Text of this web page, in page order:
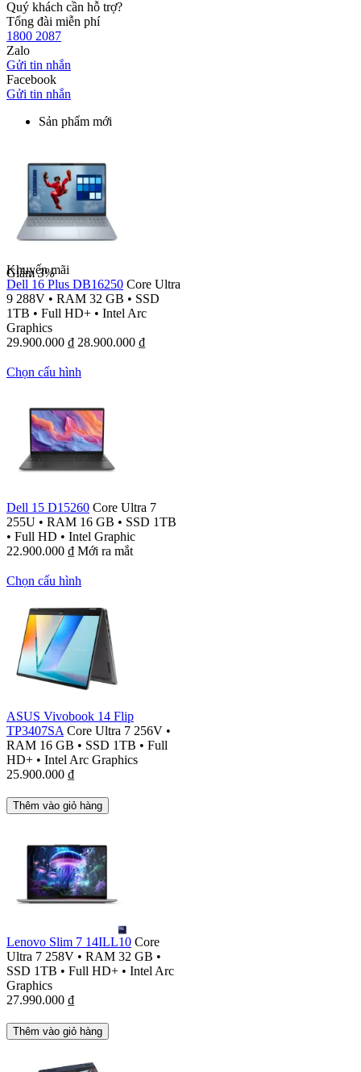
Quý khách cần hỗ trợ?
Tổng đài miễn phí
1800 2087
Zalo
Gửi tin nhắn
Facebook
Gửi tin nhắn
Sản phẩm mới
Giảm3%
Khuyến mãi
Dell 16 Plus DB16250 Core Ultra
9 288V • RAM 32 GB • SSD
1TB • Full HD+ • Intel Arc
Graphics
29.900.000 ₫ 28.900.000 ₫
Chọn cấu hình
Dell 15 D15260 Core Ultra 7
255U • RAM 16 GB • SSD 1TB
• Full HD • Intel Graphic
22.900.000 ₫ Mới ra mắt
Chọn cấu hình
ASUS Vivobook 14 Flip
TP3407SA Core Ultra 7 256V •
RAM 16 GB • SSD 1TB • Full
HD+ • Intel Arc Graphics
25.900.000 ₫
Thêm vào giỏ hàng
Lenovo Slim 7 14ILL10 Core
Ultra 7 258V • RAM 32 GB •
SSD 1TB • Full HD+ • Intel Arc
Graphics
27.990.000 ₫
Thêm vào giỏ hàng